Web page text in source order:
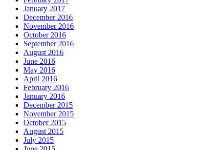
January 2017
December 2016
November 2016
October 2016
September 2016
August 2016
June 2016
May 2016
April 2016
February 2016
January 2016
December 2015
November 2015
October 2015
August 2015
July 2015